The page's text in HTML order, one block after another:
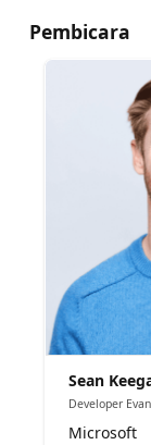
Pembicara
Sean
Developer
Microsoft